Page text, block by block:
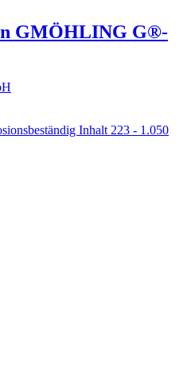
GMÖHLING G®-
Inhalt 223 - 1.050